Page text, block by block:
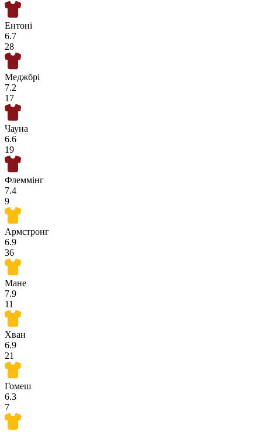
Ентоні
6.7
28
Меджбрі
7.2
17
Чауна
6.6
19
Флеммінг
7.4
9
Армстронг
6.9
36
Мане
7.9
11
Хван
6.9
21
Гомеш
6.3
7